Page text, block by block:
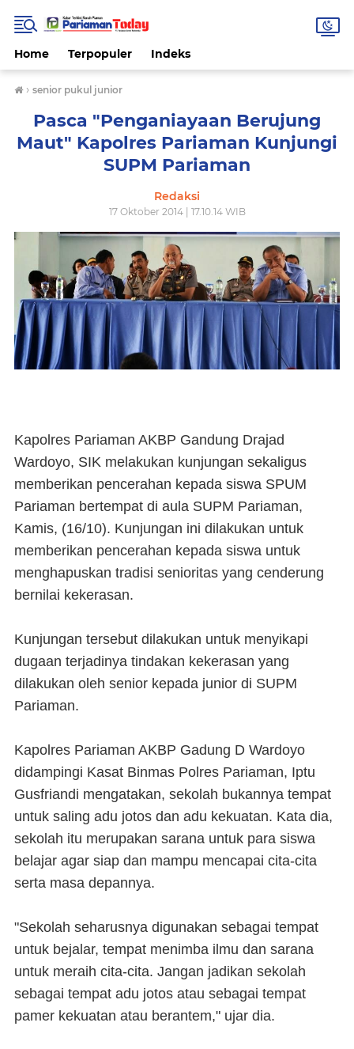
Home Terpopuler Indeks
› senior pukul junior
Pasca "Penganiayaan Berujung
Maut" Kapolres Pariaman Kunjungi
SUPM Pariaman
Redaksi
17 Oktober 2014 | 17.10.14 WIB
Kapolres Pariaman AKBP Gandung Drajad
Wardoyo, SIK melakukan kunjungan sekaligus
memberikan pencerahan kepada siswa SPUM
Pariaman bertempat di aula SUPM Pariaman,
Kamis, (16/10). Kunjungan ini dilakukan untuk
memberikan pencerahan kepada siswa untuk
menghapuskan tradisi senioritas yang cenderung
bernilai kekerasan.
Kunjungan tersebut dilakukan untuk menyikapi
dugaan terjadinya tindakan kekerasan yang
dilakukan oleh senior kepada junior di SUPM
Pariaman.
Kapolres Pariaman AKBP Gadung D Wardoyo
didampingi Kasat Binmas Polres Pariaman, Iptu
Gusfriandi mengatakan, sekolah bukannya tempat
untuk saling adu jotos dan adu kekuatan. Kata dia,
sekolah itu merupakan sarana untuk para siswa
belajar agar siap dan mampu mencapai cita-cita
serta masa depannya.
"Sekolah seharusnya digunakan sebagai tempat
untuk bejalar, tempat menimba ilmu dan sarana
untuk meraih cita-cita. Jangan jadikan sekolah
sebagai tempat adu jotos atau sebagai tempat
pamer kekuatan atau berantem," ujar dia.